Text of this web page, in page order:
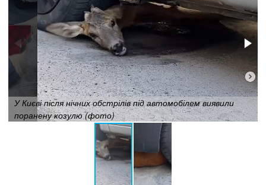
У Києві після нічних обстрілів під автомобілем виявили
поранену козулю (фото)